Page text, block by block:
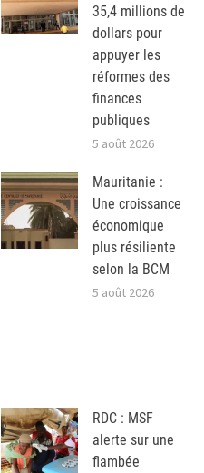
35,4 millions de
dollars pour
appuyer les
réformes des
finances
publiques
5 août 2026
Mauritanie :
Une croissance
économique
plus résiliente
selon la BCM
5 août 2026
RDC : MSF
alerte sur une
flambée